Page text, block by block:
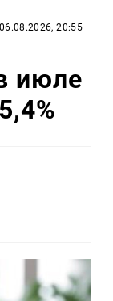
06.08.2026, 20:55
июле